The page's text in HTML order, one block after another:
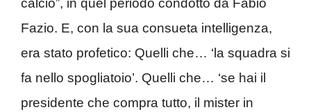
calcio”, in quel periodo condotto da Fabio
Fazio. E, con la sua consueta intelligenza,
era stato profetico: Quelli che… ‘la squadra si
fa nello spogliatoio’. Quelli che… ‘se hai il
presidente che compra tutto, il mister in